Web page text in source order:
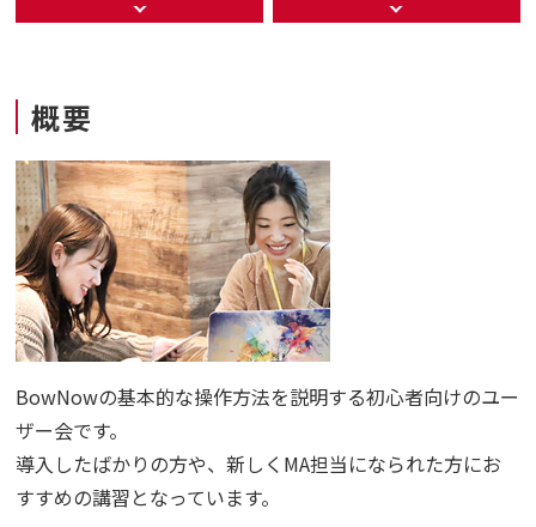
概要
BowNowの基本的な操作方法を説明する初心者向けのユー
ザー会です。
導入したばかりの方や、新しくMA担当になられた方にお
すすめの講習となっています。